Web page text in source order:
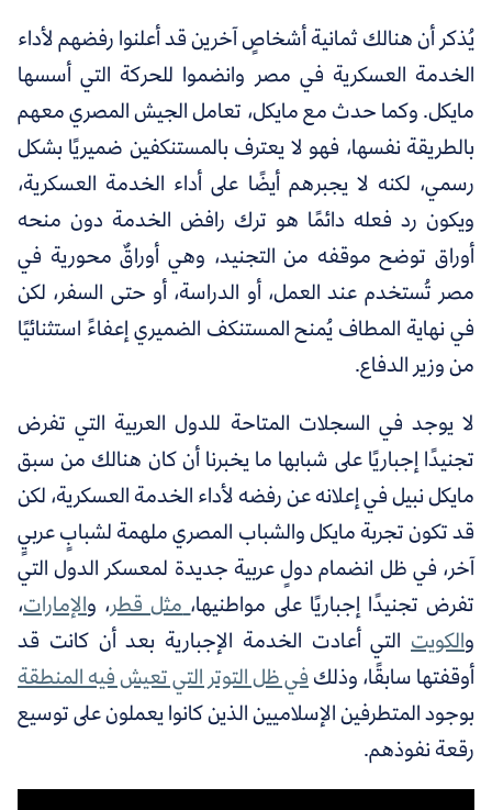
يُذكر أن هنالك ثمانية أشخاصٍ آخرين قد أعلنوا رفضهم لأداء
الخدمة العسكرية في مصر وانضموا للحركة التي أسسها
مايكل.وكما حدث مع مايكل، تعامل الجيش المصري معهم
بالطريقة نفسها، فهو لا يعترف بالمستنكفين ضميريًا بشكل
رسمي، لكنه لا يجبرهم أيضًا على أداء الخدمة العسكرية،
ويكون رد فعله دائمًا هو ترك رافض الخدمة دون منحه
أوراق توضح موقفه من التجنيد، وهي أوراقٌ محورية في
مصر تُستخدم عند العمل، أو الدراسة، أو حتى السفر، لكن
في نهاية المطاف يُمنح المستنكف الضميري إعفاءً استثنائيًا
من وزير الدفاع.
لا يوجد في السجلات المتاحة للدول العربية التي تفرض
تجنيدًا إجباريًا على شبابها ما يخبرنا أن كان هنالك من سبق
مايكل نبيل في إعلانه عن رفضه لأداء الخدمة العسكرية، لكن
قد تكون تجربة مايكل والشباب المصري ملهمة لشبابٍ عربيٍ
آخر، في ظل انضمام دولٍ عربية جديدة لمعسكر الدول التي
تفرض تجنيدًا إجباريًا على مواطنيها، مثل قطر، والإمارات،
والكويتالتي أعادت الخدمة الإجبارية بعد أن كانت قد
أوقفتها سابقًا، وذلكفي ظل التوتر التي تعيش فيه المنطقة
بوجود المتطرفين الإسلاميين الذين كانوا يعملون على توسيع
رقعة نفوذهم.